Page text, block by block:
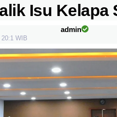
Isu Kelapa
admin
WIB